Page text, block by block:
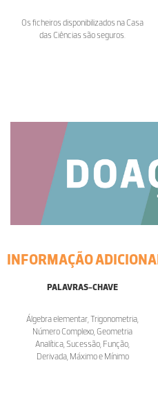
Os ficheiros disponibilizados na Casa
das Ciências são seguros.
INFORMAÇÃO
PALAVRAS-CHAVE
Álgebra elementar, Trigonometria,
Número Complexo, Geometria
Analítica, Sucessão, Função,
Derivada, Máximo e Mínimo